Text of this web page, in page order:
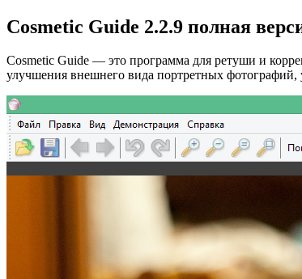
Cosmetic Guide 2.2.9 полная
Cosmetic Guide — это программа для ретуши и
улучшения внешнего вида портретных фотографий,